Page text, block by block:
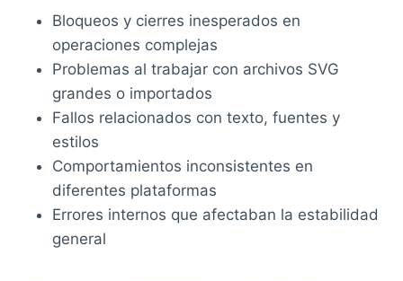
Bloqueos y cierres inesperados en
operaciones complejas
Problemas al trabajar con archivos SVG
grandes o importados
Fallos relacionados con texto, fuentes y
estilos
Comportamientos inconsistentes en
diferentes plataformas
Errores internos que afectaban la estabilidad
general